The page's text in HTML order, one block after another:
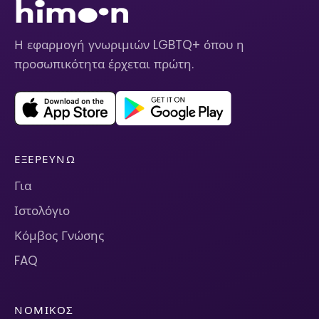
Η εφαρμογή γνωριμιών LGBTQ+ όπου η
προσωπικότητα έρχεται πρώτη.
ΕΞΕΡΕΥΝΏ
Για
Ιστολόγιο
Κόμβος Γνώσης
FAQ
ΝΟΜΙΚΌΣ